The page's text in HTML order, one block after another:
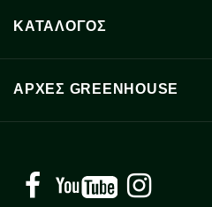
ΚΑΤΑΛΟΓΟΣ
ΑΡΧΈΣ GREENHOUSE
Facebook YouTube